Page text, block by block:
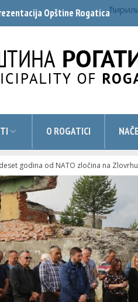
Opštine Rogatica
O ROGATICI
godina od NATO zločina na Zlovrhu